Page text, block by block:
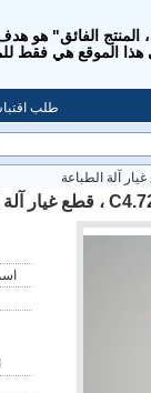
الموقع هي فقط
طلب